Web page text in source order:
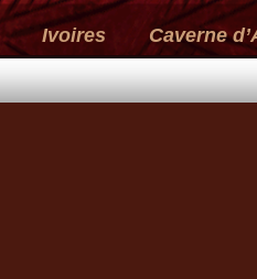
Ivoires Caverne